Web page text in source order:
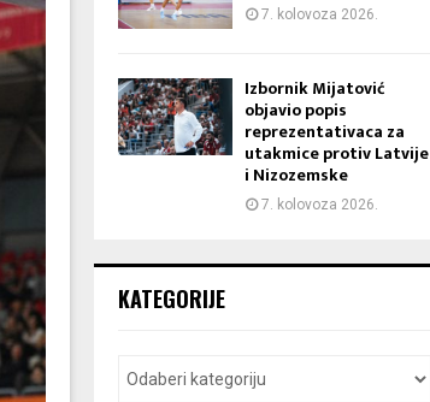
7. kolovoza 2026.
Izbornik Mijatović
objavio popis
reprezentativaca za
utakmice protiv Latvije
i Nizozemske
7. kolovoza 2026.
KATEGORIJE